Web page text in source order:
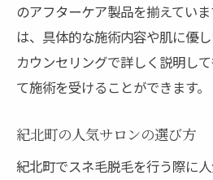
のアフターケア製品を揃えてい
は、具体的な施術内容や肌に優
カウンセリングで詳しく説明し
て施術を受けることができます。
紀北町の人気サロンの選び方
紀北町でスネ毛脱毛を行う際に